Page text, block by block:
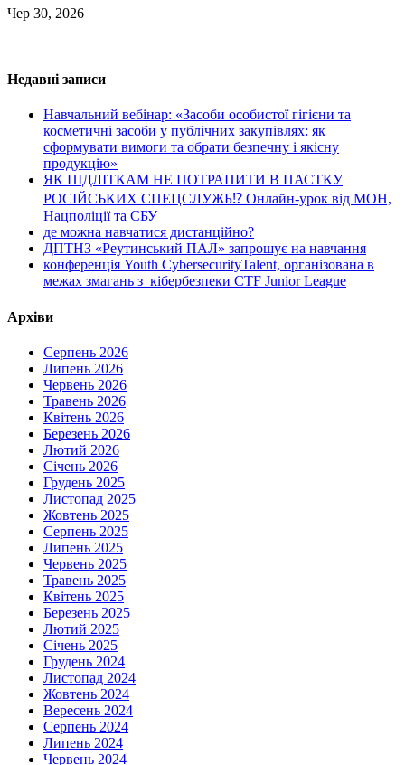
Чер 30, 2026
Недавні записи
Навчальний вебінар: «Засоби особистої гігієни та
косметичні засоби у публічних закупівлях: як
сформувати вимоги та обрати безпечну і якісну
продукцію»
ЯК ПІДЛІТКАМ НЕ ПОТРАПИТИ В ПАСТКУ
РОСІЙСЬКИХ СПЕЦСЛУЖБ⁉️ Онлайн-урок від МОН,
Нацполіції та СБУ
де можна навчатися дистанційно?
ДПТНЗ «Реутинський ПАЛ» запрошує на навчання
конференція Youth CybersecurityTalent, організована в
межах змагань з кібербезпеки CTF Junior League
Архіви
Серпень 2026
Липень 2026
Червень 2026
Травень 2026
Квітень 2026
Березень 2026
Лютий 2026
Січень 2026
Грудень 2025
Листопад 2025
Жовтень 2025
Серпень 2025
Липень 2025
Червень 2025
Травень 2025
Квітень 2025
Березень 2025
Лютий 2025
Січень 2025
Грудень 2024
Листопад 2024
Жовтень 2024
Вересень 2024
Серпень 2024
Липень 2024
Червень 2024